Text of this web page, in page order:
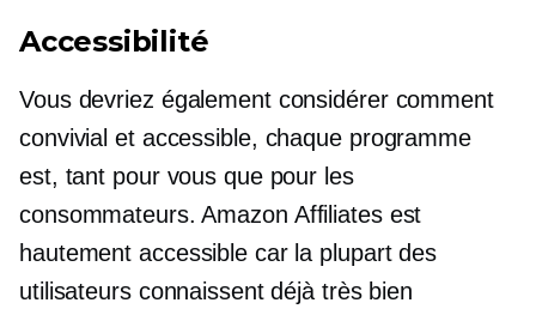
Accessibilité
Vous devriez également considérer comment
convivial et accessible, chaque programme
est, tant pour vous que pour les
consommateurs. Amazon Affiliates est
hautement accessible car la plupart des
utilisateurs connaissent déjà très bien